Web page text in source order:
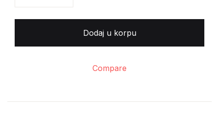
Dodaj u korpu
Compare